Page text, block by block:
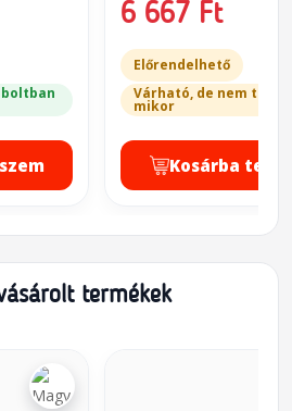
6 667 Ft
Előrendelhető
Várható, de nem
mikor
Kosárba
termékek